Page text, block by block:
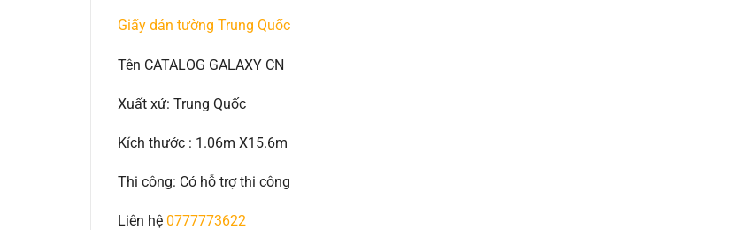
Giấy dán tường Trung Quốc
Tên CATALOG GALAXY CN
Xuất xứ: Trung Quốc
Kích thước : 1.06m X15.6m
Thi công: Có hỗ trợ thi công
Liên hệ 0777773622